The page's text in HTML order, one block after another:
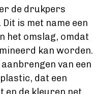
de drukpers
is met name een
het omslag, omdat
kan worden.
van een
dat een